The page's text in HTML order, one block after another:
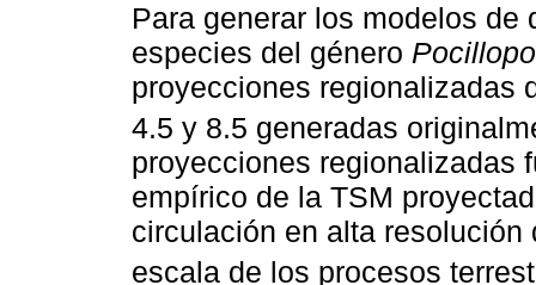
Para generar los modelos
especies del género
proyecciones regionalizadas
4.5 y 8.5 generadas
proyecciones regionalizadas
empírico de la TSM
circulación en alta
escala de los procesos